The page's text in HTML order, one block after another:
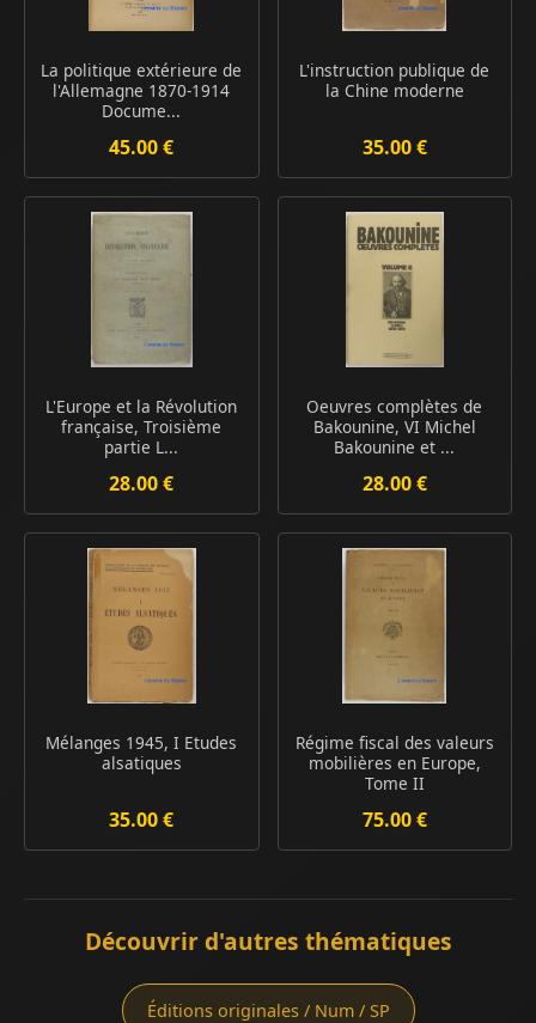
La politique extérieure de
l'Allemagne 1870-1914
Docume...
45.00 €
L'instruction publique de
la Chine moderne
35.00 €
L'Europe et la Révolution
française, Troisième
partie L...
28.00 €
Oeuvres complètes de
Bakounine, VI Michel
Bakounine et ...
28.00 €
Mélanges 1945, I Etudes
alsatiques
35.00 €
Régime fiscal des valeurs
mobilières en Europe,
Tome II
75.00 €
Découvrir d'autres thématiques
Éditions originales / Num / SP